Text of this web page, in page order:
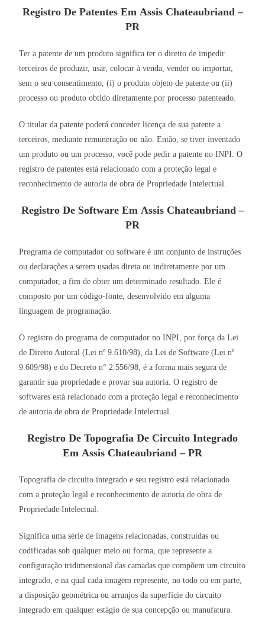
Registro De Patentes Em Assis Chateaubriand –
PR
Ter a patente de um produto significa ter o direito de impedir
terceiros de produzir, usar, colocar à venda, vender ou importar,
sem o seu consentimento, (i) o produto objeto de patente ou (ii)
processo ou produto obtido diretamente por processo patenteado.
O titular da patente poderá conceder licença de sua patente a
terceiros, mediante remuneração ou não. Então, se tiver inventado
um produto ou um processo, você pode pedir a patente no INPI. O
registro de patentes está relacionado com a proteção legal e
reconhecimento de autoria de obra de Propriedade Intelectual.
Registro De Software Em Assis Chateaubriand –
PR
Programa de computador ou software é um conjunto de instruções
ou declarações a serem usadas direta ou indiretamente por um
computador, a fim de obter um determinado resultado. Ele é
composto por um código-fonte, desenvolvido em alguma
linguagem de programação.
O registro do programa de computador no INPI, por força da Lei
de Direito Autoral (Lei nº 9.610/98), da Lei de Software (Lei nº
9.609/98) e do Decreto n° 2.556/98, é a forma mais segura de
garantir sua propriedade e provar sua autoria. O registro de
softwares está relacionado com a proteção legal e reconhecimento
de autoria de obra de Propriedade Intelectual.
Registro De Topografia De Circuito Integrado
Em Assis Chateaubriand – PR
Topografia de circuito integrado e seu registro está relacionado
com a proteção legal e reconhecimento de autoria de obra de
Propriedade Intelectual.
Significa uma série de imagens relacionadas, construídas ou
codificadas sob qualquer meio ou forma, que represente a
configuração tridimensional das camadas que compõem um circuito
integrado, e na qual cada imagem represente, no todo ou em parte,
a disposição geométrica ou arranjos da superfície do circuito
integrado em qualquer estágio de sua concepção ou manufatura.